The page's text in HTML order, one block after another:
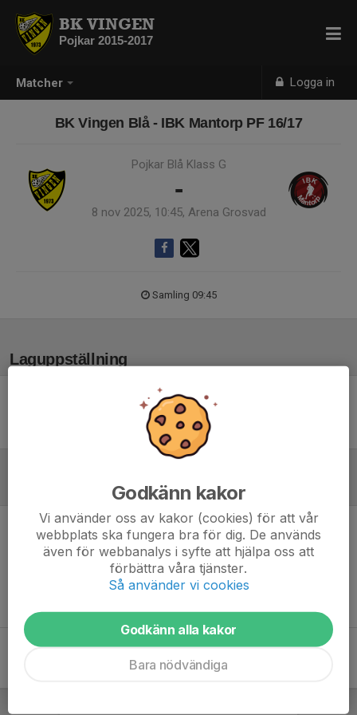
Matcher Logga in
BK VINGEN
Pojkar 2015-2017
BK Vingen Blå - IBK Mantorp PF 16/17
Pojkar Blå Klass G
-
8 nov 2025, 10:45, Arena Grosvad
Samling 09:45
Laguppställning
Ingen uppställning ifylld
Inget referat skrivet
Godkänn kakor
Vi använder oss av kakor (cookies) för att vår
webbplats ska fungera bra för dig. De används
även för webbanalys i syfte att hjälpa oss att
förbättra våra tjänster.
Så använder vi cookies
Godkänn alla kakor
Bara nödvändiga